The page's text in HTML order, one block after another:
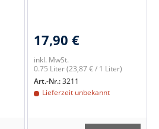
17,90 €
inkl. MwSt.
0.75 Liter(23,87 € / 1 Liter)
Art.-Nr.:3211
Lieferzeit unbekannt